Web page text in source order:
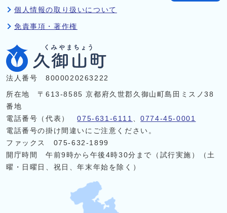
個人情報の取り扱いについて
免責事項・著作権
法人番号 8000020263222
所在地 〒613-8585 京都府久世郡久御山町島田ミスノ38
番地
電話番号（代表）075-631-6111 、0774-45-0001
電話番号の掛け間違いにご注意ください。
ファックス 075-632-1899
開庁時間 午前9時から午後4時30分まで（試行実施）（土
曜・日曜日、祝日、年末年始を除く）